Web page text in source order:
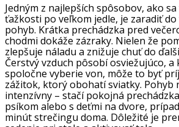
Jedným z najlepších spôsobov, ako
ťažkosti po veľkom jedle, je zaradiť
pohyb. Krátka prechádzka pred
chodmi dokáže zázraky. Nielen že
zlepšuje náladu a znižuje chuť do
Čerstvý vzduch pôsobí osviežujúco, a
spoločne vyberie von, môže to byť
zážitok, ktorý obohatí sviatky. Pohyb
intenzívny – stačí pokojná
psíkom alebo s deťmi na dvore,
minút strečingu doma. Dôležité je